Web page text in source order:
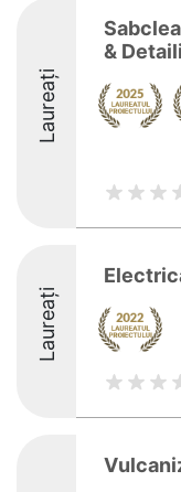
Laureați
&
Laureați